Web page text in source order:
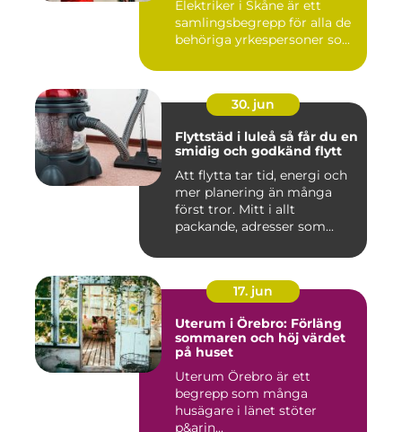
Elektriker i Skåne är ett
samlingsbegrepp för alla de
behöriga yrkespersoner so...
30. jun
Flyttstäd i luleå så får du en
smidig och godkänd flytt
Att flytta tar tid, energi och
mer planering än många
först tror. Mitt i allt
packande, adresser som...
17. jun
Uterum i Örebro: Förläng
sommaren och höj värdet
på huset
Uterum Örebro är ett
begrepp som många
husägare i länet stöter
p&arin...